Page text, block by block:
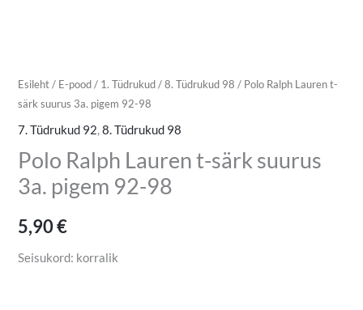
Esileht/ E-pood/ 1. Tüdrukud/8. Tüdrukud 98 / Polo Ralph Lauren t-
särk suurus 3a. pigem 92-98
7. Tüdrukud 92,8. Tüdrukud 98
Polo Ralph Lauren t-särk suurus
3a. pigem 92-98
5,90€
Seisukord: korralik